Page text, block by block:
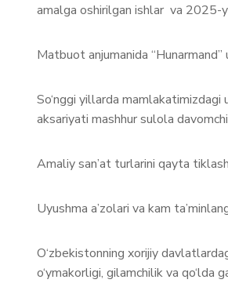
amalga oshirilgan ishlar va 2025-
Matbuot anjumanida
So‘nggi yillarda
aksariyati mashhur sulola
Amaliy san’at turlarini qayta
Uyushma a’zolari va kam
O‘zbekistonning xorijiy
o‘ymakorligi, gilamchilik va